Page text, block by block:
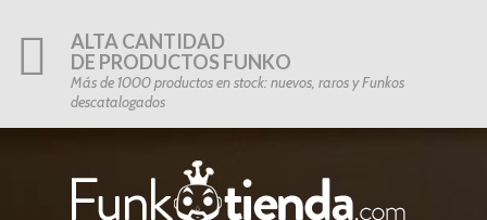
ALTA CANTIDAD
DE PRODUCTOS FUNKO
Más de 1000 productos en stock: nuevos, raros y Funkos
descatalogados